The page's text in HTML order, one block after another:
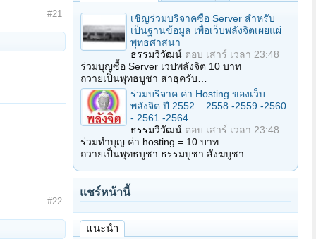
#21
#22
เชิญร่วมบริจาคซื้อ Server สำหรับ
เป็นฐานข้อมูล เพื่อเว็บพลังจิตเผยแผ่
พุทธศาสนา
ธรรมวิวัฒน์ ตอบ เสาร์ เวลา 23:48
ร่วมบุญซื้อ Server เวปพลังจิต 10 บาท
ถวายเป็นพุทธบูชา สาธุครับ…
ร่วมบริจาค ค่า Hosting ของเว็บ
พลังจิต ปี 2552 ...2558 -2559 -2560
- 2561 -2564
ธรรมวิวัฒน์ ตอบ เสาร์ เวลา 23:48
ร่วมทำบุญ ค่า hosting = 10 บาท
ถวายเป็นพุทธบูชา ธรรมบูชา สังฆบูชา…
แชร์หน้านี้
แนะนำ